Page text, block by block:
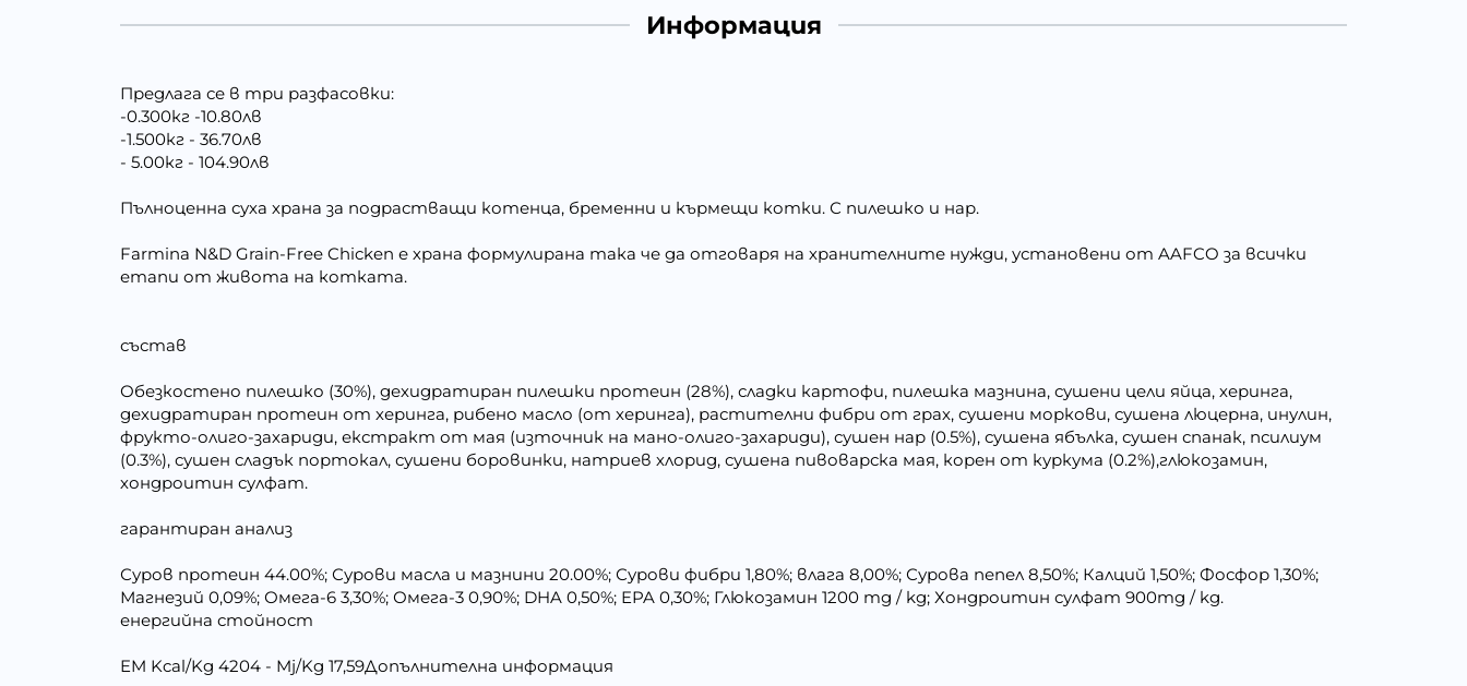
Информация
Предлага се в три разфасовки:
-0.300кг -10.80лв
-1.500кг - 36.70лв
- 5.00кг - 104.90лв
Пълноценна суха храна за подрастващи котенца, бременни и кърмещи котки. С пилешко и нар.
Farmina N&D Grain-Free Chicken е храна формулирана така че да отговаря на хранителните нужди, установени от AAFCO за всички
етапи от живота на котката.
състав
Обезкостено пилешко (30%), дехидратиран пилешки протеин (28%), сладки картофи, пилешка мазнина, сушени цели яйца, херинга,
дехидратиран протеин от херинга, рибено масло (от херинга), растителни фибри от грах, сушени моркови, сушена люцерна, инулин,
фрукто-олиго-захариди, екстракт от мая (източник на мано-олиго-захариди), сушен нар (0.5%), сушена ябълка, сушен спанак, псилиум
(0.3%), сушен сладък портокал, сушени боровинки, натриев хлорид, сушена пивоварска мая, корен от куркума (0.2%),глюкозамин,
хондроитин сулфат.
гарантиран анализ
Суров протеин 44.00%; Сурови масла и мазнини 20.00%; Сурови фибри 1,80%; влага 8,00%; Сурова пепел 8,50%; Калций 1,50%; Фосфор 1,30%;
Магнезий 0,09%; Омега-6 3,30%; Омега-3 0,90%; DHA 0,50%; EPA 0,30%; Глюкозамин 1200 mg / kg; Хондроитин сулфат 900mg / kg.
енергийна стойност
EM Kcal/Kg 4204 - Mj/Kg 17,59Допълнителна информация